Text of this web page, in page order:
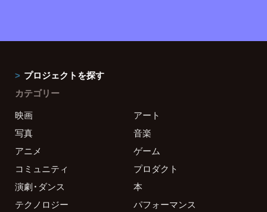
プロジェクトを探す
カテゴリー
映画
アート
写真
音楽
アニメ
ゲーム
コミュニティ
プロダクト
演劇・ダンス
本
テクノロジー
パフォーマンス